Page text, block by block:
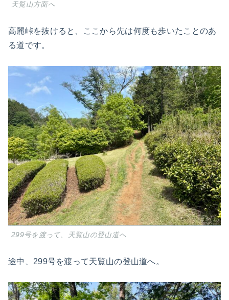
天覧山方面へ
高麗峠を抜けると、ここから先は何度も歩いたことのあ
る道です。
299号を渡って、天覧山の登山道へ
途中、299号を渡って天覧山の登山道へ。